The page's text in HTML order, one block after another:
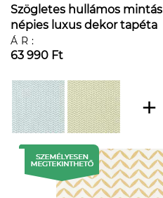
Szögletes hullámos
népies luxus dekor tapéta
ÁR:
63 990 Ft